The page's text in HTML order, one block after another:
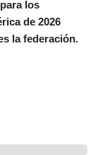
11 °C
los
de 2026
la federación.